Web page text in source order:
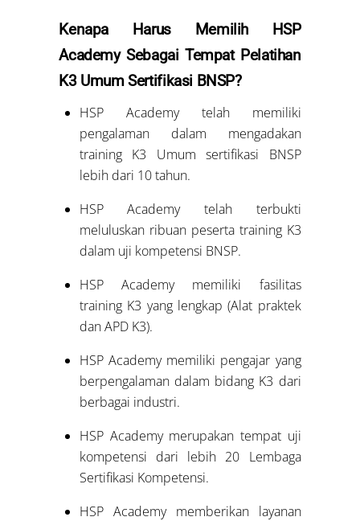
Kenapa Harus Memilih HSP
Academy Sebagai Tempat Pelatihan
K3 Umum Sertifikasi BNSP?
HSP Academy telah memiliki
pengalaman dalam mengadakan
training K3 Umum sertifikasi BNSP
lebih dari 10 tahun.
HSP Academy telah terbukti
meluluskan ribuan peserta training K3
dalam uji kompetensi BNSP.
HSP Academy memiliki fasilitas
training K3 yang lengkap (Alat praktek
dan APD K3).
HSP Academy memiliki pengajar yang
berpengalaman dalam bidang K3 dari
berbagai industri.
HSP Academy merupakan tempat uji
kompetensi dari lebih 20 Lembaga
Sertifikasi Kompetensi.
HSP Academy memberikan layanan